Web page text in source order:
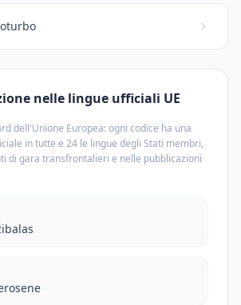
nelle lingue ufficiali UE
dell'Unione Europea: ogni codice ha una
in tutte e 24 le lingue degli Stati membri,
di gara transfrontalieri e nelle pubblicazioni